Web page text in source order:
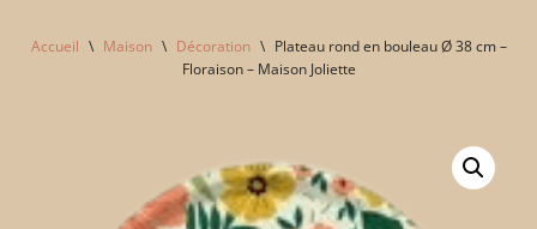
Accueil \ Maison \ Décoration \ Plateau rond en bouleau Ø 38 cm –
Floraison – Maison Joliette